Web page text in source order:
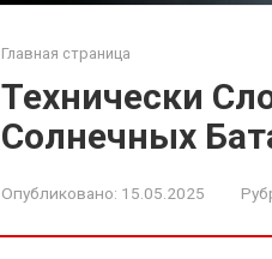
Главная страница
Технически
Солнечных
Опубликовано: 15.05.2025